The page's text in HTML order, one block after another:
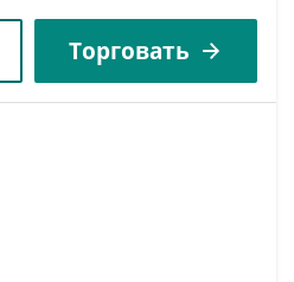
Торговать